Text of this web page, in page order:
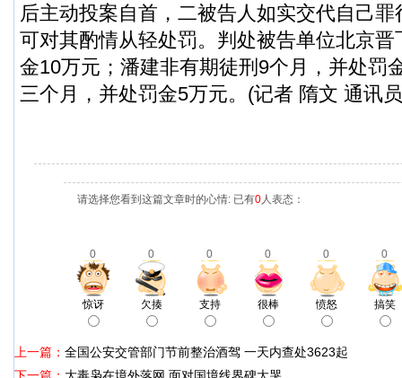
后主动投案自首，二被告人如实交代自己
可对其酌情从轻处罚。判处被告单位北京
金10万元；潘建非有期徒刑9个月，并处罚
三个月，并处罚金5万元。(记者 隋文 通讯
请选择您看到这篇文章时的心情: 已有0人表态：
0 0 0 0 0 0
惊讶 欠揍 支持 很棒 愤怒 搞笑
上一篇： 全国公安交管部门节前整治酒驾 一天内查处3623起